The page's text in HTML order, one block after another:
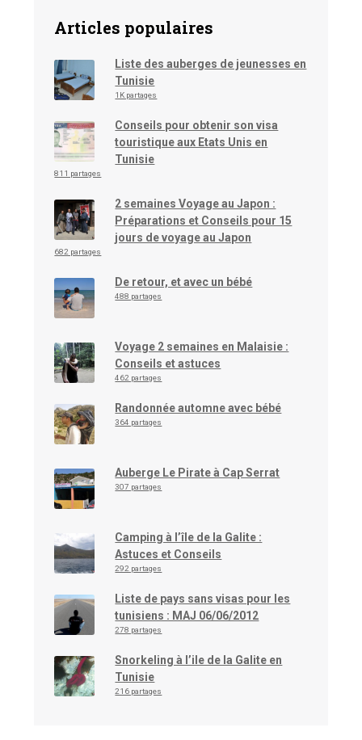
Articles populaires
Liste des auberges de jeunesses en
Tunisie
1K partages
Conseils pour obtenir son visa
touristique aux Etats Unis en
Tunisie
811 partages
2 semaines Voyage au Japon :
Préparations et Conseils pour 15
jours de voyage au Japon
682 partages
De retour, et avec un bébé
488 partages
Voyage 2 semaines en Malaisie :
Conseils et astuces
462 partages
Randonnée automne avec bébé
364 partages
Auberge Le Pirate à Cap Serrat
307 partages
Camping à l’île de la Galite :
Astuces et Conseils
292 partages
Liste de pays sans visas pour les
tunisiens : MAJ 06/06/2012
278 partages
Snorkeling à l’ile de la Galite en
Tunisie
216 partages